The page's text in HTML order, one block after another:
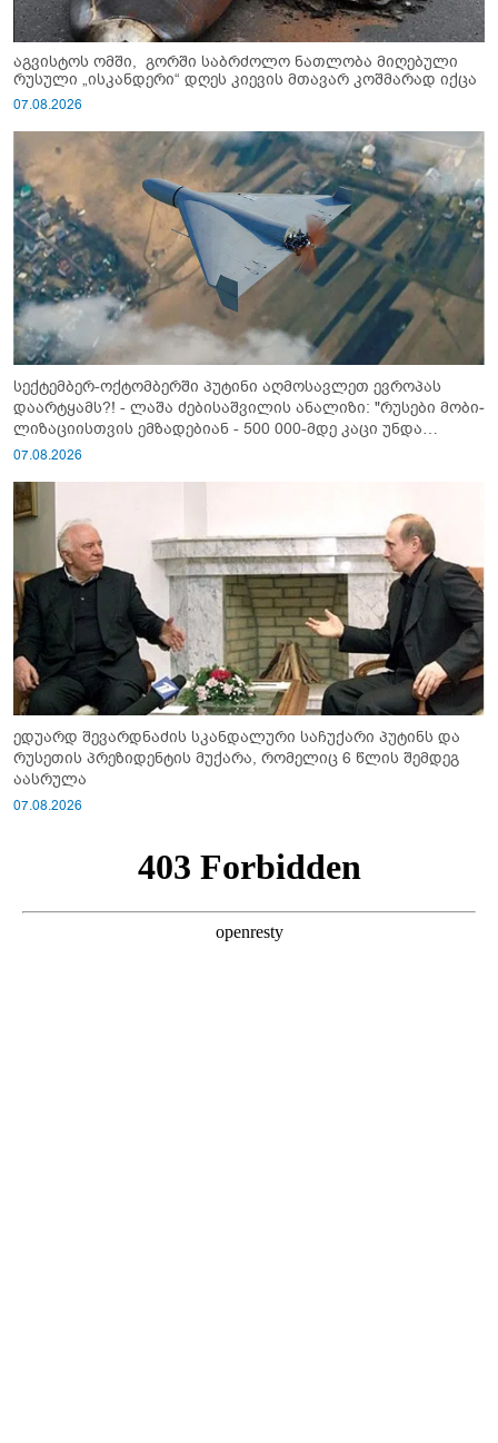
აგვისტოს ომში, გორში საბრძოლო ნათლობა მიღებული
რუსული „ისკანდერი“ დღეს კიევის მთავარ კოშმარად იქცა
07.08.2026
სექტემბერ-ოქტომბერში პუტინი აღმოსავლეთ ევროპას
დაარტყამს?! - ლაშა ძებისაშვილის ანალიზი: "რუსები მობი­
ლიზაციისთვის ემზადებიან - 500 000-მდე კაცი უნდა
გაიწვიონ ომში"
07.08.2026
ედუარდ შევარდნაძის სკანდალური საჩუქარი პუტინს და
რუსეთის პრეზიდენტის მუქარა, რომელიც 6 წლის შემდეგ
აასრულა
07.08.2026